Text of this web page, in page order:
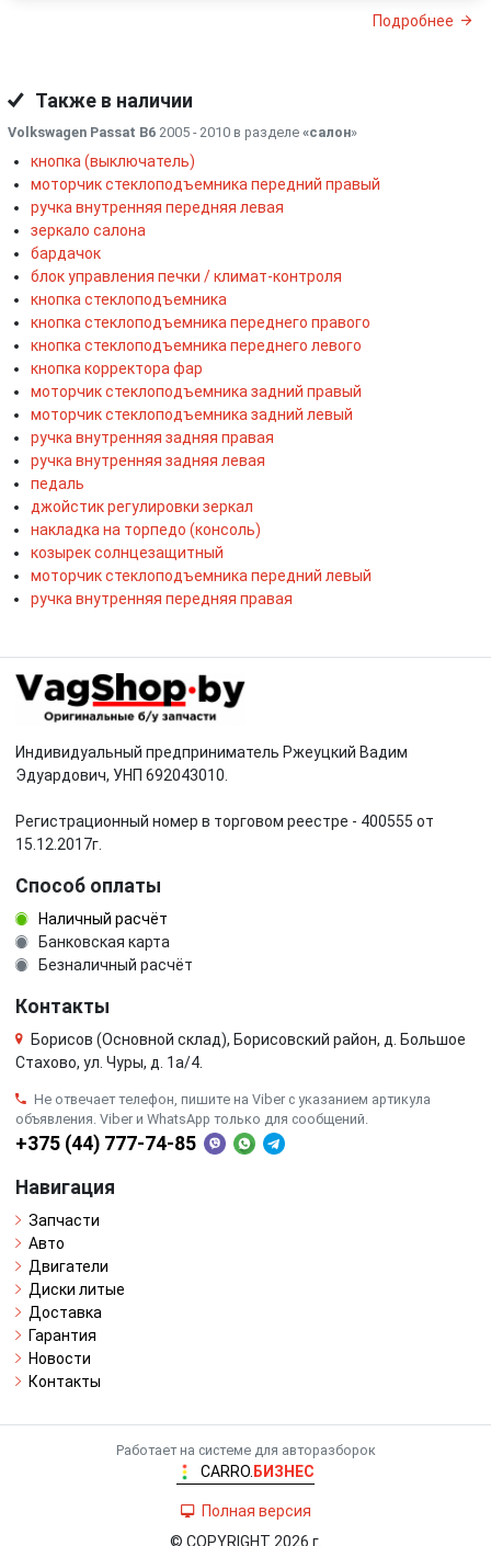
Подробнее
Также в наличии
Volkswagen Passat B6 2005 - 2010 в разделе «салон»
кнопка (выключатель)
моторчик стеклоподъемника передний правый
ручка внутренняя передняя левая
зеркало салона
бардачок
блок управления печки / климат-контроля
кнопка стеклоподъемника
кнопка стеклоподъемника переднего правого
кнопка стеклоподъемника переднего левого
кнопка корректора фар
моторчик стеклоподъемника задний правый
моторчик стеклоподъемника задний левый
ручка внутренняя задняя правая
ручка внутренняя задняя левая
педаль
джойстик регулировки зеркал
накладка на торпедо (консоль)
козырек солнцезащитный
моторчик стеклоподъемника передний левый
ручка внутренняя передняя правая
Индивидуальный предприниматель Ржеуцкий Вадим
Эдуардович, УНП 692043010.
Регистрационный номер в торговом реестре - 400555 от
15.12.2017г.
Способ оплаты
Наличный расчёт
Банковская карта
Безналичный расчёт
Контакты
Борисов (Основной склад), Борисовский район, д. Большое
Стахово, ул. Чуры, д. 1a/4.
Не отвечает телефон, пишите на Viber с указанием артикула
объявления. Viber и WhatsApp только для сообщений.
+375 (44) 777-74-85
Навигация
Запчасти
Авто
Двигатели
Диски литые
Доставка
Гарантия
Новости
Контакты
Работает на системе для авторазборок
CARRO. БИЗНЕС
Полная версия
© COPYRIGHT 2026 г.